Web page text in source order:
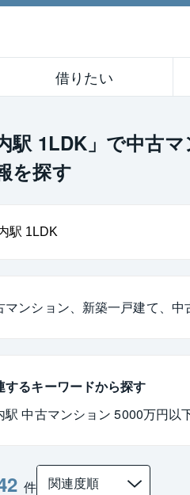
借りたい
駅 1LDK」で中古
を探す
マンション、新築一戸建て、中
するキーワードから探す
駅 中古マンション 5000万円以
件